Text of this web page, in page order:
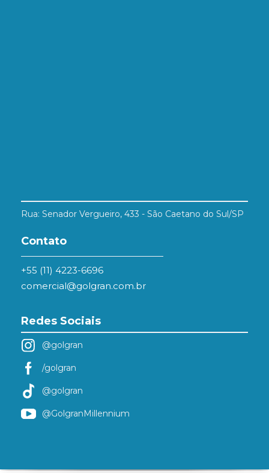
Rua: Senador Vergueiro, 433 - São Caetano do Sul/SP
Contato
+55 (11) 4223-6696
comercial@golgran.com.br
Redes Sociais
@golgran
/golgran
@golgran
@GolgranMillennium